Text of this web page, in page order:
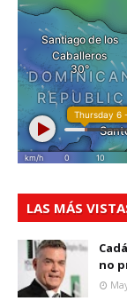
LAS MÁS
no